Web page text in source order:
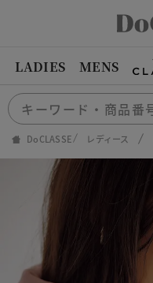
LADIES MENS
DoCLASSE レディース